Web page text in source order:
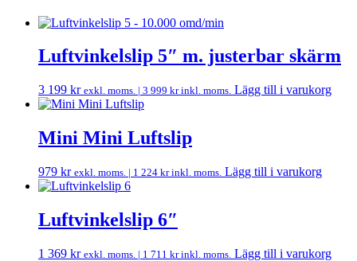
Luftvinkelslip 5″ m. justerbar skärm
3 199 kr exkl. moms. | 3 999 krinkl. moms. Lägg till i varukorg
Mini Mini Luftslip
979 kr exkl. moms. | 1 224 krinkl. moms. Lägg till i varukorg
Luftvinkelslip 6″
1 369 kr exkl. moms. | 1 711 krinkl. moms. Lägg till i varukorg